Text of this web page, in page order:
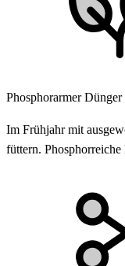
Phosphorarmer
Im Frühjahr mit
füttern.